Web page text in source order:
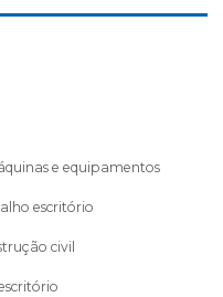
e equipamentos
escritório
civil